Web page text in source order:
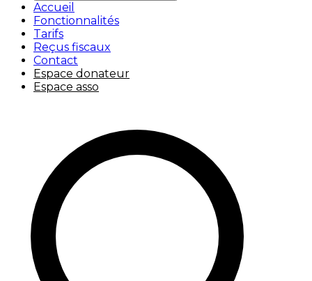
Accueil
Fonctionnalités
Tarifs
Reçus fiscaux
Contact
Espace donateur
Espace asso